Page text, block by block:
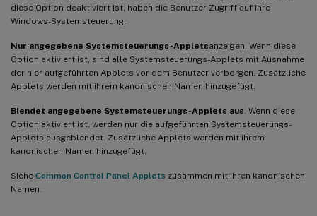
diese Option deaktiviert ist, haben die Benutzer Zugriff auf ihre
Windows-Systemsteuerung.
Nur angegebene Systemsteuerungs-Appletsanzeigen. Wenn diese
Option aktiviert ist, sind alle Systemsteuerungs-Applets mit Ausnahme
der hier aufgeführten Applets vor dem Benutzer verborgen. Zusätzliche
Applets werden mit ihrem kanonischen Namen hinzugefügt.
Blendet angegebene Systemsteuerungs-Applets aus . Wenn diese
Option aktiviert ist, werden nur die aufgeführten Systemsteuerungs-
Applets ausgeblendet. Zusätzliche Applets werden mit ihrem
kanonischen Namen hinzugefügt.
Siehe Common Control Panel Applets zusammen mit ihren kanonischen
Namen.